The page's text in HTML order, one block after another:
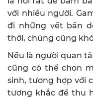
với nhiều người.
đi những vết bẩn
thời, chúng cũng
Nếu là người quan
cũng có thể chọn
sinh, tương hợp với
tương khắc để thu